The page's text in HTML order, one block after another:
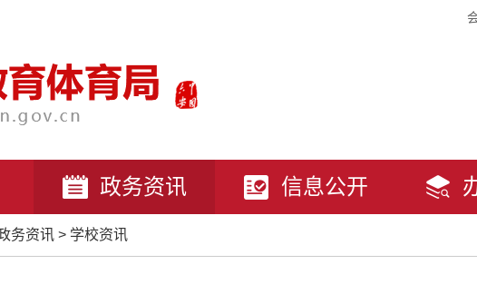
政务资讯 信息公开
务资讯 > 学校资讯